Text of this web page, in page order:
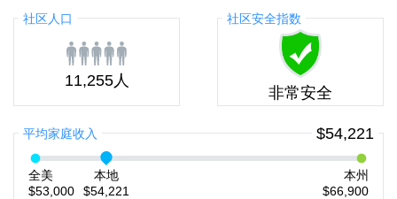
社区人口
11,255人
社区安全指数
非常安全
平均家庭收入 $54,221
全美
$53,000
本地
$54,221
本州
$66,900